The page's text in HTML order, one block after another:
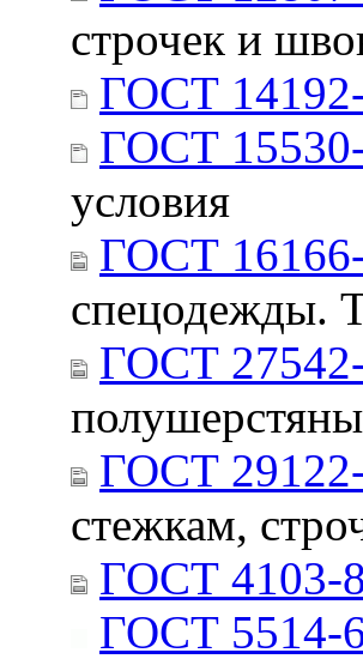
строчек и
ГОСТ
ГОСТ
условия
ГОСТ
спецодежды.
ГОСТ
ГОСТ
стежкам,
ГОСТ 4103-
ГОСТ 5514-